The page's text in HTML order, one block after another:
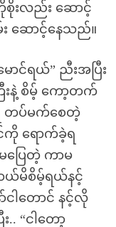
းလည်း ဆောင့်
ဆောင့်နေသည်။
ာင်ရယ်” ညီးအပြီး
နဲ့ စိမ့် ကော့တက်
တပ်မက်စေတဲ့
ကို ရောက်ခဲ့ရ
ြေတဲ့ ကာမ
မိစိမ့်ရယ်နင့်
ါတောင် နင့်လို
.. “ငါတော့